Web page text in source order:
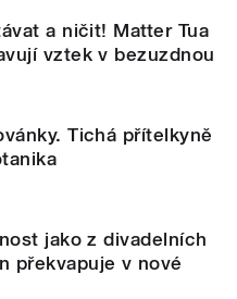
a ničit! Matter Tua
vztek v bezuzdnou
Tichá přítelkyně
jako z divadelních
překvapuje v nové